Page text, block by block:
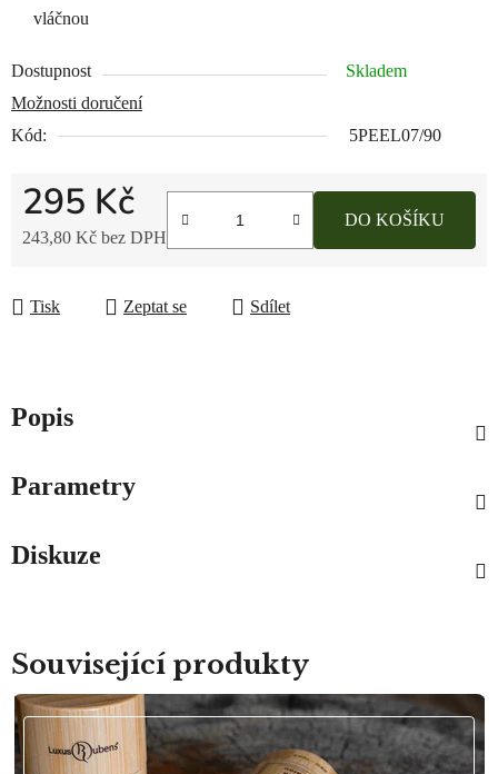
vláčnou
Dostupnost
Skladem
Možnosti doručení
Kód:
5PEEL07/90
295 Kč
243,80 Kč bez DPH
DO KOŠÍKU
Tisk Zeptat se Sdílet
Popis
Parametry
Diskuze
Související produkty